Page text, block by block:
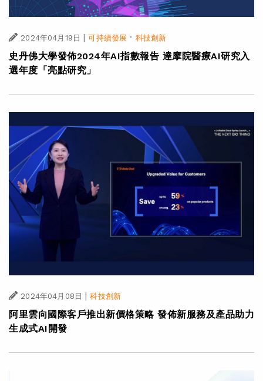
2024年04月19日 | 可持續發展 · 科技創新
史丹佛大學發佈2024年AI指數報告 達摩院醫療AI研究入
選年度「亮點研究」
2024年04月08日 | 科技創新
阿里雲向國際客戶推出新價格策略 發佈新服務及產品助力
生成式AI開發